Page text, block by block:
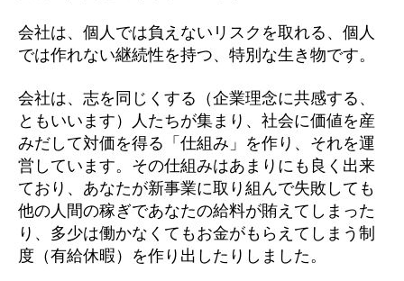
会社は、個人では負えないリスクを取れる、個人
では作れない継続性を持つ、特別な生き物です。
会社は、志を同じくする（企業理念に共感する、
ともいいます）人たちが集まり、社会に価値を産
みだして対価を得る「仕組み」を作り、それを運
営しています。その仕組みはあまりにも良く出来
ており、あなたが新事業に取り組んで失敗しても
他の人間の稼ぎであなたの給料が賄えてしまった
り、多少は働かなくてもお金がもらえてしまう制
度（有給休暇）を作り出したりしました。